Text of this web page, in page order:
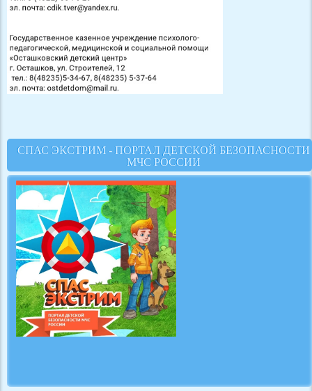
СПАС ЭКСТРИМ - ПОРТАЛ ДЕТСКОЙ БЕЗОПАСНОСТИ
МЧС РОССИИ